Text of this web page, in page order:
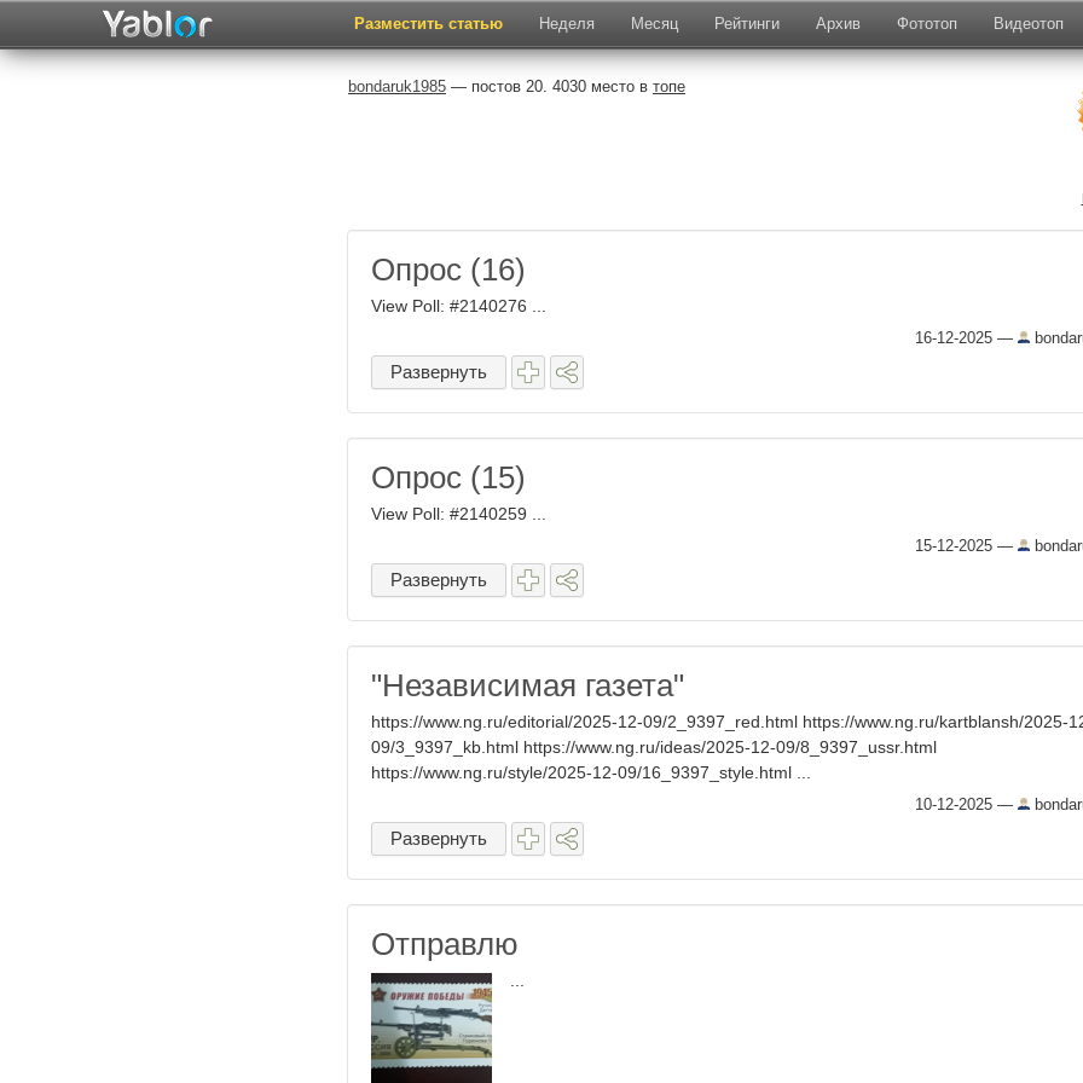
Разместить статью Неделя Месяц Рейтинги Архив Фототоп Видеотоп
bondaruk1985 — постов 20. 4030 место в топе
Опрос (16)
View Poll: #2140276 ...
16-12-2025 —
Развернуть
Опрос (15)
View Poll: #2140259 ...
15-12-2025 —
Развернуть
"Независимая газета"
https://www.ng.ru/editorial/2025-12-09/2_9397_red.html https://www.ng.ru/kartblansh/2025-
09/3_9397_kb.html https://www.ng.ru/ideas/2025-12-09/8_9397_ussr.html
https://www.ng.ru/style/2025-12-09/16_9397_style.html ...
10-12-2025 —
Развернуть
Отправлю